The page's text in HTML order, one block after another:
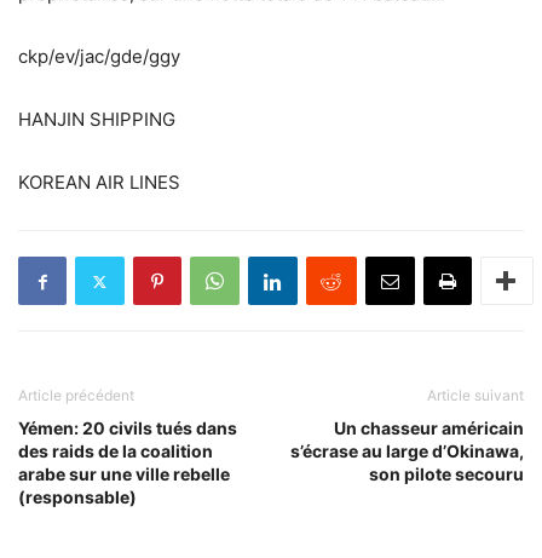
ckp/ev/jac/gde/ggy
HANJIN SHIPPING
KOREAN AIR LINES
Article précédent
Yémen: 20 civils tués dans
des raids de la coalition
arabe sur une ville rebelle
(responsable)
Article suivant
Un chasseur américain
s’écrase au large d’Okinawa,
son pilote secouru